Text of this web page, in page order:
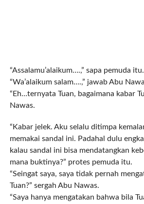
“Assalamu’alaikum….,” sapa pemuda itu.
“Wa’alaikum salam….,” jawab Abu
“Eh…ternyata Tuan, bagaimana kabar
Nawas.
“Kabar jelek. Aku selalu ditimpa
memakai sandal ini. Padahal dulu
kalau sandal ini bisa mendatangkan
mana buktinya?” protes pemuda itu.
“Seingat saya, saya tidak pernah
Tuan?” sergah Abu Nawas.
“Saya hanya mengatakan bahwa bila